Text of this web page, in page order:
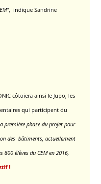
, indique Sandrine
côtoiera ainsi le Jupo, les
qui participent du
première phase du projet pour
des bâtiments, actuellement
800 élèves du CEM en 2016,
!